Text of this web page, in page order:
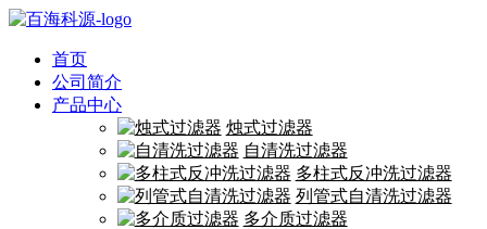
首页
公司简介
产品中心
烛式过滤器
自清洗过滤器
多柱式反冲洗过滤器
列管式自清洗过滤器
多介质过滤器